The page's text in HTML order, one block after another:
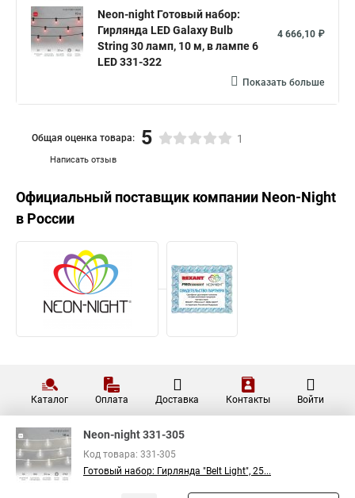
Neon-night Готовый набор:
Гирлянда LED Galaxy Bulb
String 30 ламп, 10 м, в лампе 6
LED 331-322
4 666,10 ₽
Показать больше
Написать отзыв
Общая оценка товара: 5 1
Официальный поставщик компании Neon-Night
в России
Каталог Оплата Доставка Контакты Войти
Neon-night 331-305
Код товара: 331-305
Готовый набор: Гирлянда "Belt Light", 25...